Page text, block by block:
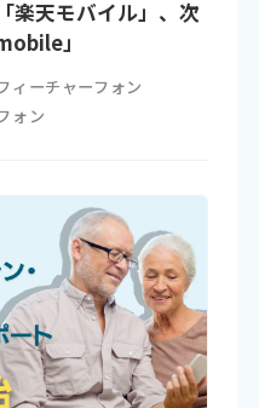
楽天モバイル」、次
」
ィーチャーフォン
ォン